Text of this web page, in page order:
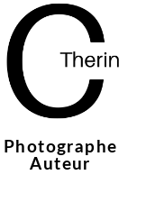
Photographe
Auteur